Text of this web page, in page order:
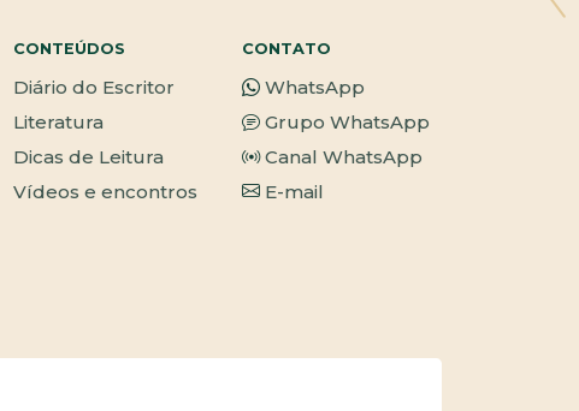
CONTEÚDOS
Diário do Escritor
Literatura
Dicas de Leitura
Vídeos e encontros
CONTATO
WhatsApp
Grupo WhatsApp
Canal WhatsApp
E-mail